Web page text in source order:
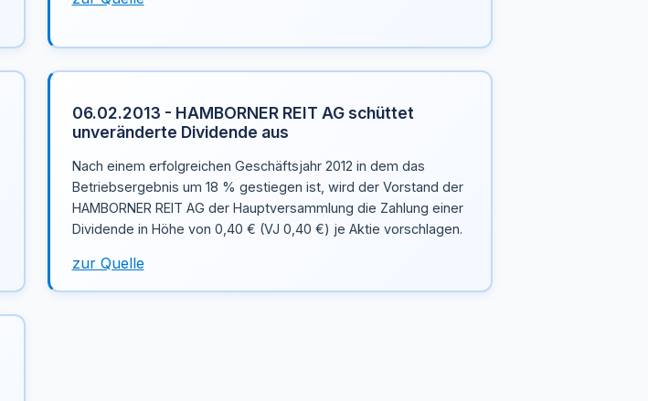
06.02.2013 - HAMBORNER REIT AG schüttet
unveränderte Dividende aus
Nach einem erfolgreichen Geschäftsjahr 2012 in dem das
Betriebsergebnis um 18 % gestiegen ist, wird der Vorstand der
HAMBORNER REIT AG der Hauptversammlung die Zahlung einer
Dividende in Höhe von 0,40 € (VJ 0,40 €) je Aktie vorschlagen.
zur Quelle